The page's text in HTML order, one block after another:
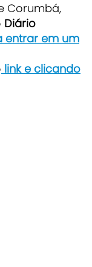
Corumbá,
Diário
entrar em um
link e clicando